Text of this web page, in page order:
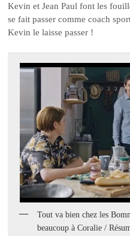
Kevin et Jean Paul font les
se fait passer comme coach
Kevin le laisse passer !
Tout va bien chez les
beaucoup à Coralie /